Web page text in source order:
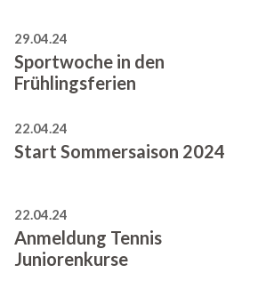
29.04.24
Sportwoche in den
Frühlingsferien
22.04.24
Start Sommersaison 2024
22.04.24
Anmeldung Tennis
Juniorenkurse